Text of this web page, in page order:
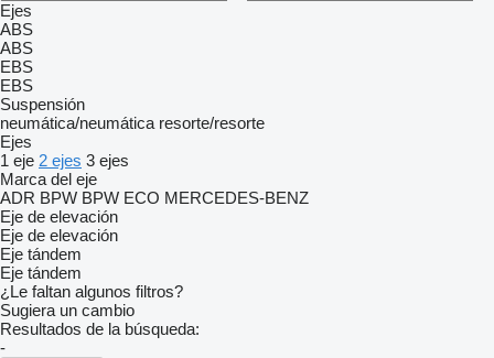
Ejes
ABS
ABS
EBS
EBS
Suspensión
neumática/neumática resorte/resorte
Ejes
1 eje 2 ejes 3 ejes
Marca del eje
ADR BPW BPW ECO MERCEDES-BENZ
Eje de elevación
Eje de elevación
Eje tándem
Eje tándem
¿Le faltan algunos filtros?
Sugiera un cambio
Resultados de la búsqueda:
-